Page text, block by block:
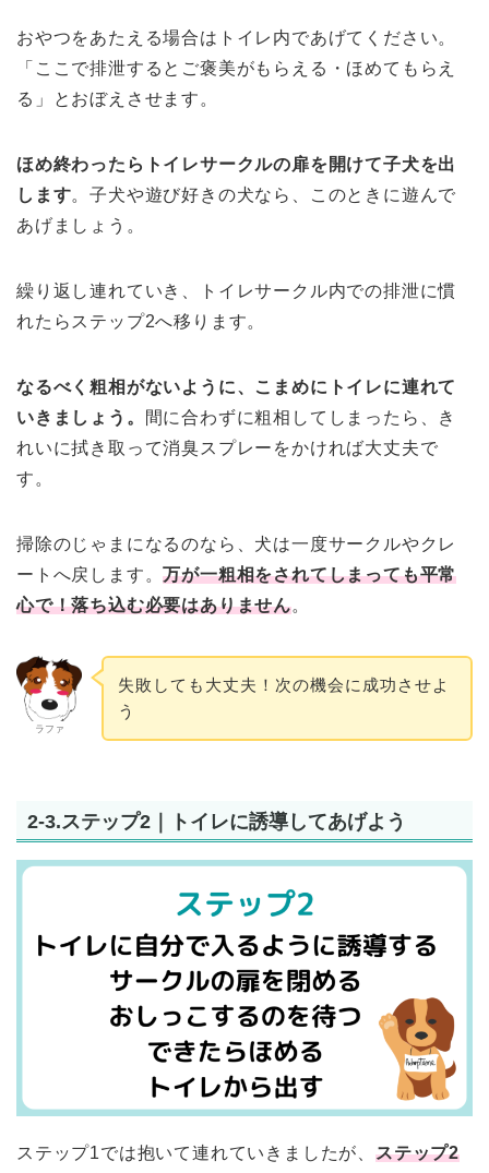
おやつをあたえる場合はトイレ内であげてください。
「ここで排泄するとご褒美がもらえる・ほめてもらえ
る」とおぼえさせます。
ほめ終わったらトイレサークルの扉を開けて子犬を出
します。子犬や遊び好きの犬なら、このときに遊んで
あげましょう。
繰り返し連れていき、トイレサークル内での排泄に慣
れたらステップ2へ移ります。
なるべく粗相がないように、こまめにトイレに連れて
いきましょう。
間に合わずに粗相してしまったら、き
れいに拭き取って消臭スプレーをかければ大丈夫で
す。
掃除のじゃまになるのなら、犬は一度サークルやクレ
ートへ戻します。万が一粗相をされてしまっても平常
心で！落ち込む必要はありません。
ラファ
失敗しても大丈夫！次の機会に成功させよ
う
2-3.ステップ2｜トイレに誘導してあげよう
ステップ1では抱いて連れていきましたが、 ステップ2